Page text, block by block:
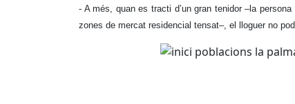
- A més, quan es tracti d’un gran tenidor ­­–la
zones de mercat residencial tensat­­­–, el lloguer no